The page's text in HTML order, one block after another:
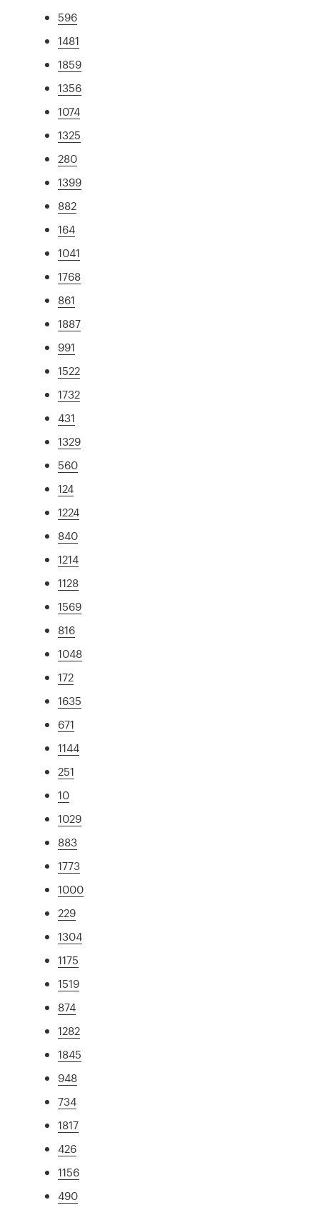
596
1481
1859
1356
1074
1325
280
1399
882
164
1041
1768
861
1887
991
1522
1732
431
1329
560
124
1224
840
1214
1128
1569
816
1048
172
1635
671
1144
251
10
1029
883
1773
1000
229
1304
1175
1519
874
1282
1845
948
734
1817
426
1156
490